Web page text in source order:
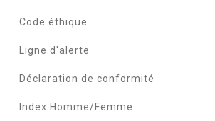
Code éthique
Ligne d'alerte
Déclaration de conformité
Index Homme/Femme